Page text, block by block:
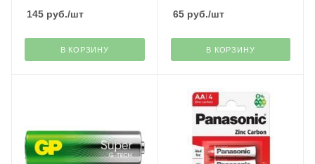
145 руб./шт
В КОРЗИНУ
65руб./шт
В КОРЗИНУ